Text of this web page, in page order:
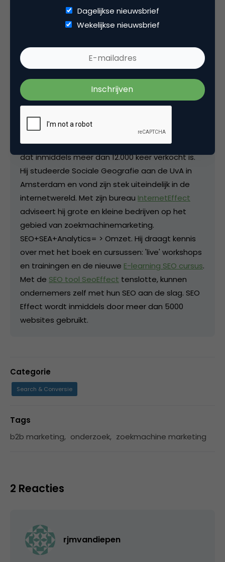
InternetEffect Zoekmachine
Marketing
Keesjan Deelstra (1966) is getrouwd met Tessel
en is trotse vader van vier dochters: Sacha, Suja,
Meike en Elvi. Hij schreef het veelgeprezen
Handboek zoekmachine marketing’; het eerste
Nederlandse boek over Organic en Paid search
dat inmiddels meer dan 12.000 keer verkocht is.
Hij studeerde Sociale Geografie aan de UvA in
Amsterdam en vond zijn stek uiteindelijk in de
internetwereld. Met zijn bureau InternetEffect
adviseert hij grote en kleine bedrijven op het
gebied van zoekmachinemarketing.
SEO+SEA+Analytics= > Omzet. Hij draagt kennis
over met het boek en cursussen: 'live' workshops
en trainingen en de nieuwe E-learning SEO cursus.
Met de SEO tool SeoEffect tenslotte, kunnen
ondernemers zelf met hun SEO aan de slag. SEO
Effect wordt inmiddels door meer dan 5000
websites gebruikt.
Categorie
Search & Conversie
Tags
b2b marketing, onderzoek, zoekmachine marketing
2 Reacties
rjmvandiepen
Dagelijkse nieuwsbrief
Wekelijkse nieuwsbrief